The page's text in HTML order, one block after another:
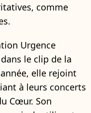
comme
Urgence
le clip de la
elle rejoint
à leurs concerts
Cœur. Son